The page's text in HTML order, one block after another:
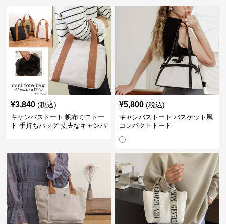
¥3,840 (税込)
キャンバストート 帆布ミニトー
ト 手持ちバッグ 丈夫なキャンバ
¥5,800 (税込)
キャンバストート バスケット風
コンパクトトート